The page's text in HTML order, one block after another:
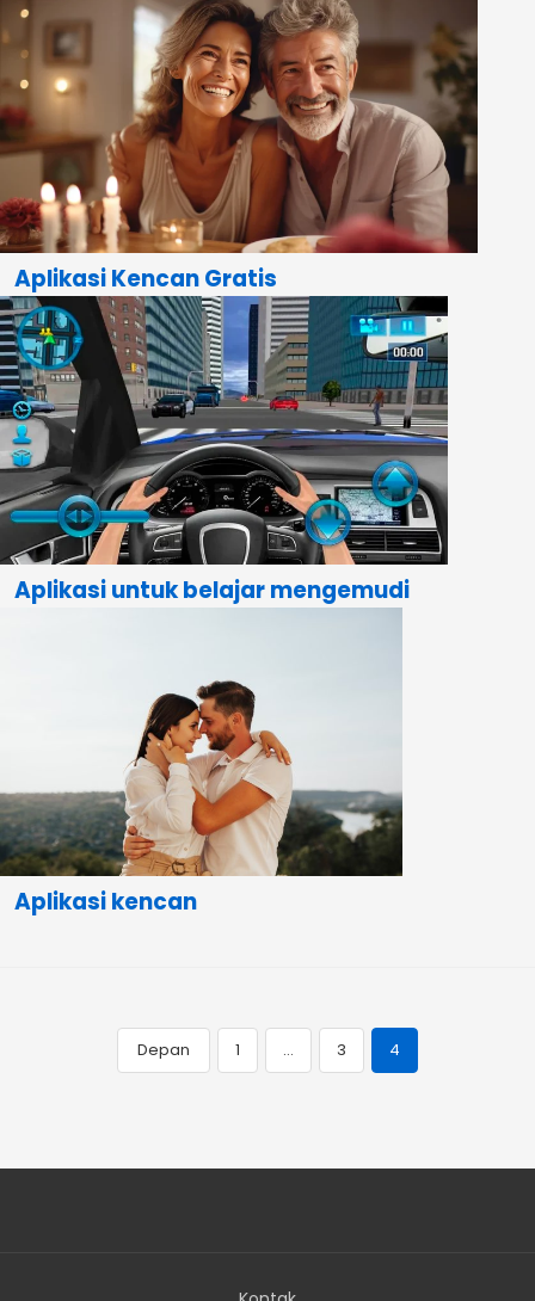
Aplikasi Kencan Gratis
Aplikasi untuk belajar mengemudi
Aplikasi kencan
Navigasi
Depan 1 … 3 4